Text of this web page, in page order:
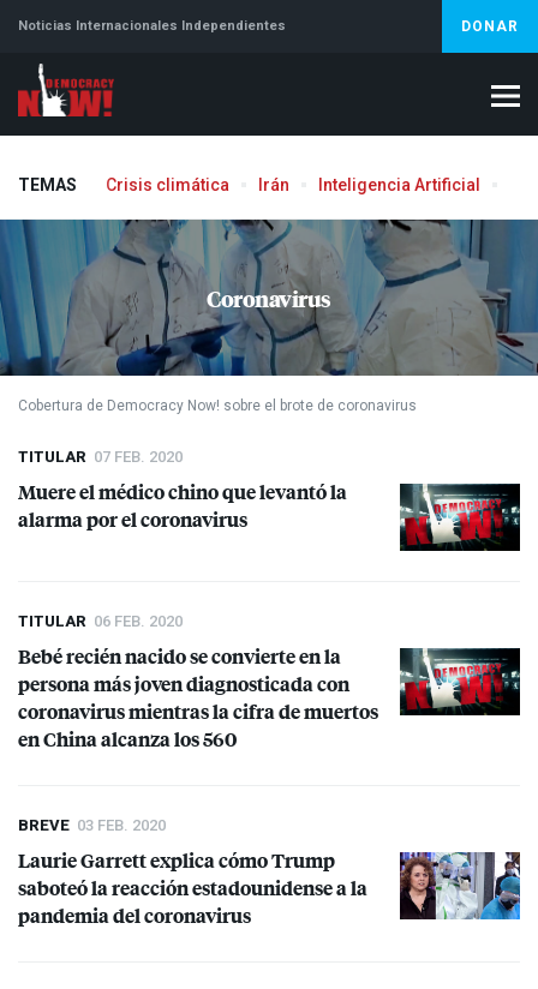
Noticias Internacionales Independientes DONAR
TEMAS Crisis climática Irán Inteligencia Artificial
Coronavirus
Cobertura de Democracy Now! sobre el brote de coronavirus
TITULAR 07 FEB. 2020
Muere el médico chino que levantó la
alarma por el coronavirus
TITULAR 06 FEB. 2020
Bebé recién nacido se convierte en la
persona más joven diagnosticada con
coronavirus mientras la cifra de muertos
en China alcanza los 560
BREVE 03 FEB. 2020
Laurie Garrett explica cómo Trump
saboteó la reacción estadounidense a la
pandemia del coronavirus